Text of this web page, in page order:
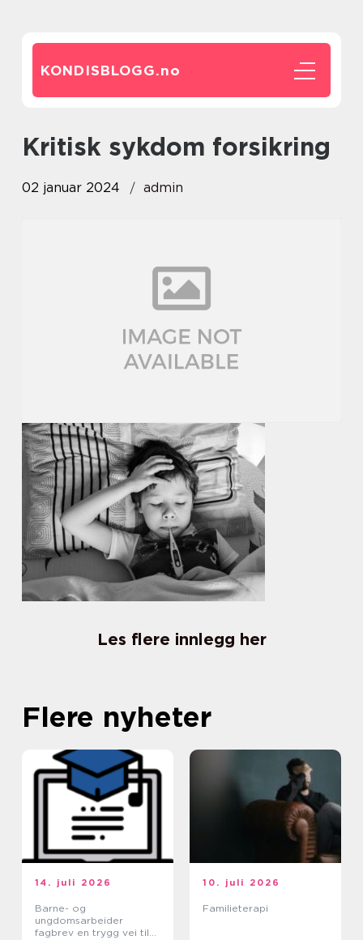
KONDISBLOGG.no
kritisk sykdom forsikring
02 januar 2024 admin
Les flere innlegg her
Flere nyheter
14. juli 2026
Barne- og
ungdomsarbeider
fagbrev en trygg vei til
10. juli 2026
Familieterapi